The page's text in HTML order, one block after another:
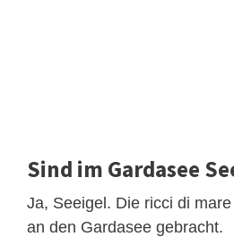
Sind im Gardasee
Ja, Seeigel. Die ricci di
an den Gardasee gebracht.